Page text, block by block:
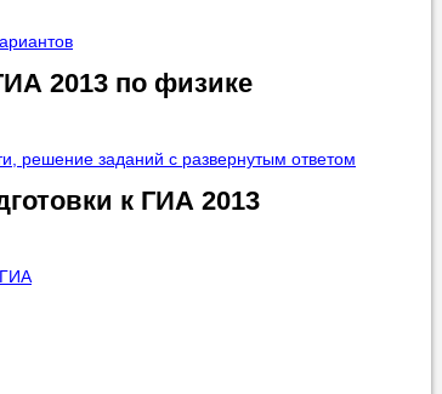
2013 по физике
решение заданий с развернутым ответом
к ГИА 2013